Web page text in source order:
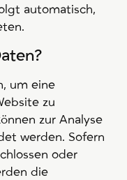
automatisch,
um eine
zu
zur Analyse
werden. Sofern
oder
die